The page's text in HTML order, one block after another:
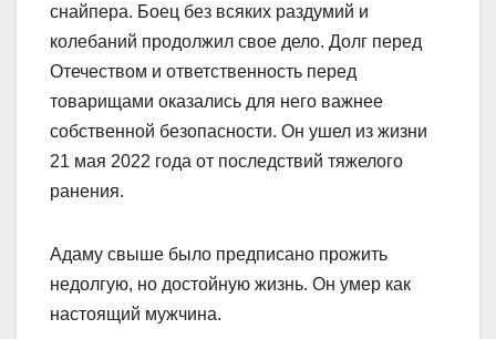
снайпера. Боец без всяких раздумий и
колебаний продолжил свое дело. Долг перед
Отечеством и ответственность перед
товарищами оказались для него важнее
собственной безопасности. Он ушел из жизни
21 мая 2022 года от последствий тяжелого
ранения.
Адаму свыше было предписано прожить
недолгую, но достойную жизнь. Он умер как
настоящий мужчина.